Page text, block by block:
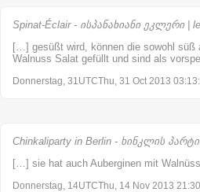
Spinat-Éclair - ისპანახიანი ეკლერი |
[…] gesüßt wird, können die sowohl süß
Walnuss Salat gefüllt und sind als
Donnerstag, 31UTCThu, 31 Oct 2013
Chinkaliparty in Berlin - ხინკლის
[…] sie hat auch Auberginen mit
Donnerstag, 14UTCThu, 14 Nov 2013